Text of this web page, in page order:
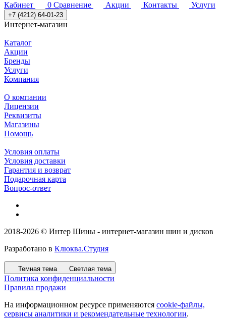
Кабинет
0 Сравнение Акции Контакты Услуги
+7 (4212) 64-01-23
Интернет-магазин
Каталог
Акции
Бренды
Услуги
Компания
О компании
Лицензии
Реквизиты
Магазины
Помощь
Условия оплаты
Условия доставки
Гарантия и возврат
Подарочная карта
Вопрос-ответ
2018-2026 © Интер Шины - интернет-магазин шин и дисков
Разработано в Клюква.Студия
Темная тема Светлая тема
Политика конфиденциальности
Правила продажи
На информационном ресурсе применяются cookie-файлы,
сервисы аналитики и рекомендательные технологии.